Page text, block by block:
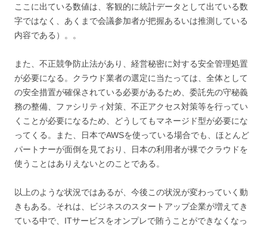
ここに出ている数値は、客観的に統計データとして出ている数
字ではなく、あくまで会議参加者が把握あるいは推測している
内容である）。。
また、不正競争防止法があり、経営秘密に対する安全管理処置
が必要になる。クラウド業者の選定に当たっては、全体として
の安全措置が確保されている必要があるため、委託先の守秘義
務の整備、ファシリティ対策、不正アクセス対策等を行ってい
くことが必要になるため、どうしてもマネージド型が必要にな
ってくる。また、日本でAWSを使っている場合でも、ほとんど
パートナーが面倒を見ており、日本の利用者が裸でクラウドを
使うことはありえないとのことである。
以上のような状況ではあるが、今後この状況が変わっていく動
きもある。それは、ビジネスのスタートアップ企業が増えてき
ている中で、ITサービスをオンプレで賄うことができなくなっ